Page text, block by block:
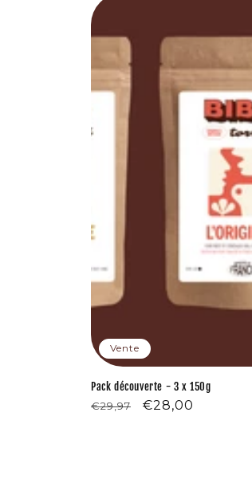
Vente
Pack découverte - 3 x 150g
Prix
€29,97
Prix
€28,00